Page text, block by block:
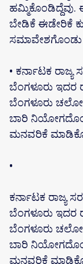
ಬೇಡಿಕೆ ಈಡೇರಿಕೆ
• ಕರ್ನಾಟಕ
ಬೆಂಗಳೂರು ಇದರ
ಬೆಂಗಳೂರು ಚಲೋ
ಬಾರಿ
ಮನವರಿಕೆ
•
ಕರ್ನಾಟಕ ರಾಜ್ಯ
ಬೆಂಗಳೂರು ಇದರ
ಬೆಂಗಳೂರು ಚಲೋ
ಬಾರಿ
ಮನವರಿಕೆ